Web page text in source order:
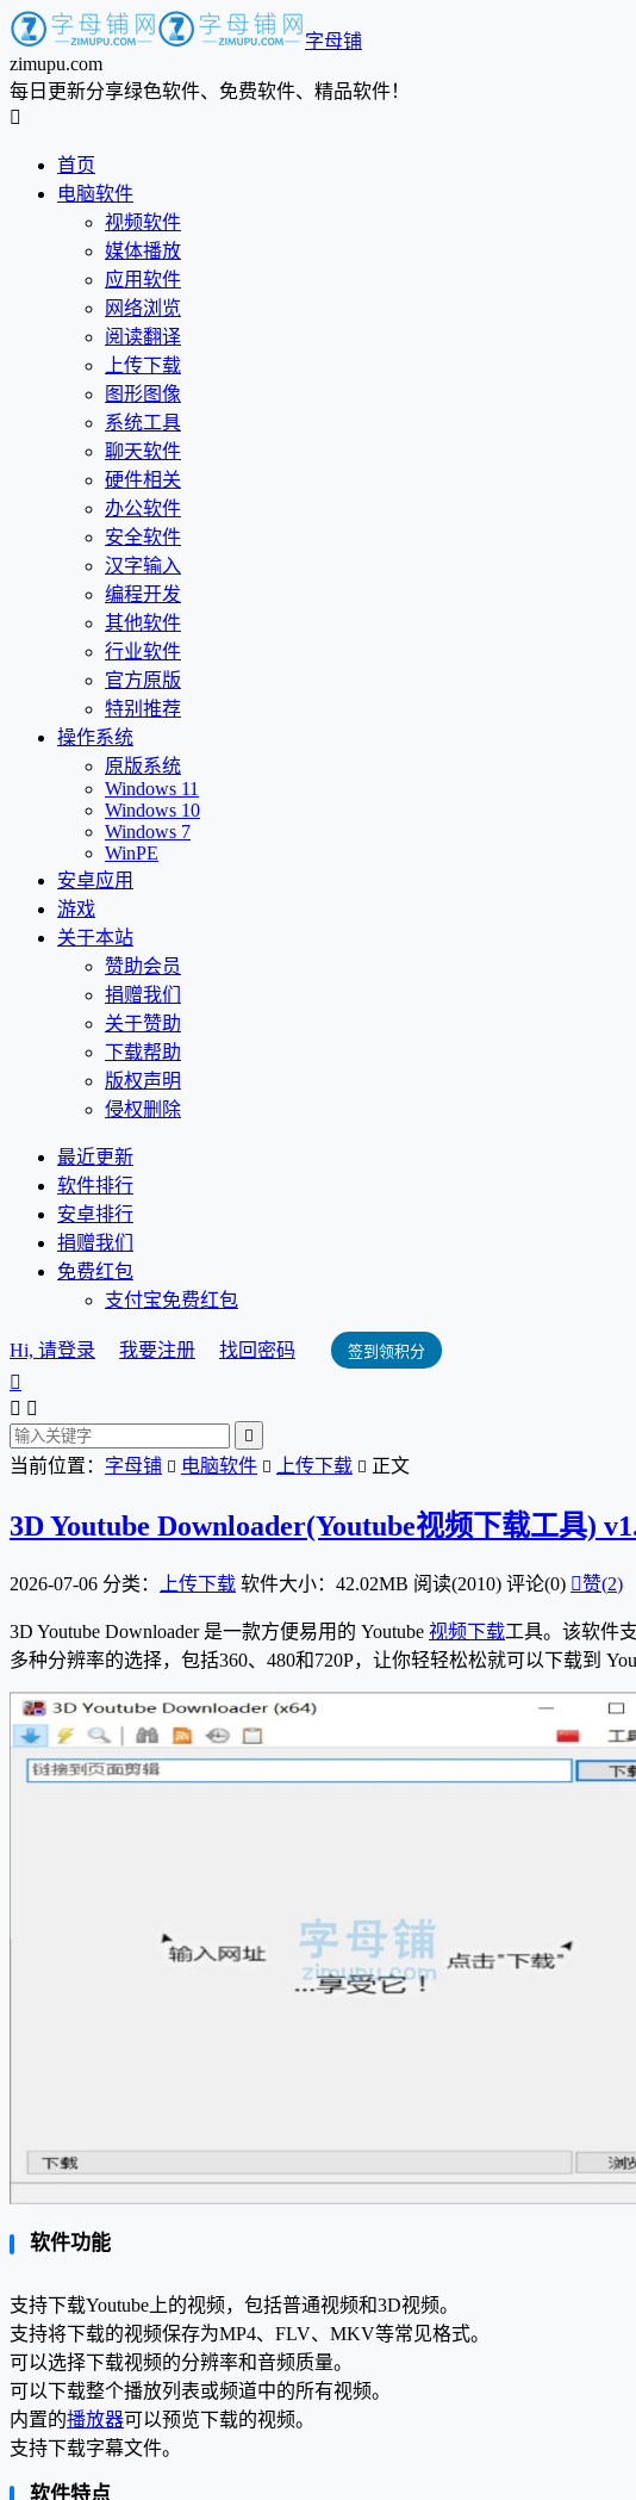
字母铺
zimupu.com
每日更新分享绿色软件、免费软件、精品软件！

首页
电脑软件
视频软件
媒体播放
应用软件
网络浏览
阅读翻译
上传下载
图形图像
系统工具
聊天软件
硬件相关
办公软件
安全软件
汉字输入
编程开发
其他软件
行业软件
官方原版
特别推荐
操作系统
原版系统
Windows 11
Windows 10
Windows 7
WinPE
安卓应用
游戏
关于本站
赞助会员
捐赠我们
关于赞助
下载帮助
版权声明
侵权删除
最近更新
软件排行
安卓排行
捐赠我们
免费红包
支付宝免费红包
Hi, 请登录 我要注册 找回密码 签到领积分

 

当前位置： 字母铺  电脑软件  上传下载  正文
3D Youtube Downloader(Youtube视频下载工具)
2026-07-06 分类： 上传下载 软件大小：42.02MB 阅读(2010) 评论(0) 赞(2)
3D Youtube Downloader 是一款方便易用的 Youtube 视频下载工具。该软件
多种分辨率的选择，包括360、480和720P，让你轻轻松松就可以下载到
软件功能
支持下载Youtube上的视频，包括普通视频和3D视频。
支持将下载的视频保存为MP4、FLV、MKV等常见格式。
可以选择下载视频的分辨率和音频质量。
可以下载整个播放列表或频道中的所有视频。
内置的播放器可以预览下载的视频。
支持下载字幕文件。
软件特点